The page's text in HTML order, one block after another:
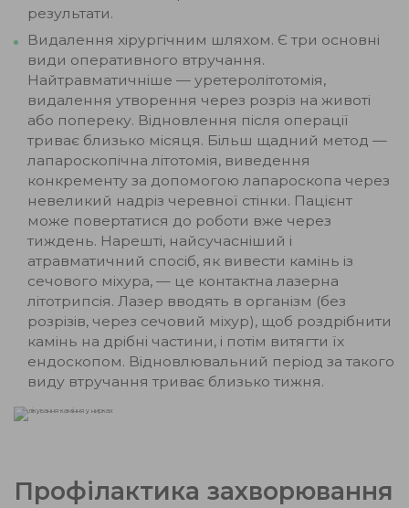
результати.
Видалення хірургічним шляхом. Є три основні
види оперативного втручання.
Найтравматичніше — уретеролітотомія,
видалення утворення через розріз на животі
або попереку. Відновлення після операції
триває близько місяця. Більш щадний метод —
лапароскопічна літотомія, виведення
конкременту за допомогою лапароскопа через
невеликий надріз черевної стінки. Пацієнт
може повертатися до роботи вже через
тиждень. Нарешті, найсучасніший і
атравматичний спосіб, як вивести камінь із
сечового міхура, — це контактна лазерна
літотрипсія. Лазер вводять в організм (без
розрізів, через сечовий міхур), щоб роздрібнити
камінь на дрібні частини, і потім витягти їх
ендоскопом. Відновлювальний період за такого
виду втручання триває близько тижня.
Профілактика захворювання